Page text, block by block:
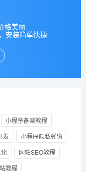
格美丽
安装简单快捷
小程序备案教程
发
小程序隐私弹窗
网站SEO教程
教程